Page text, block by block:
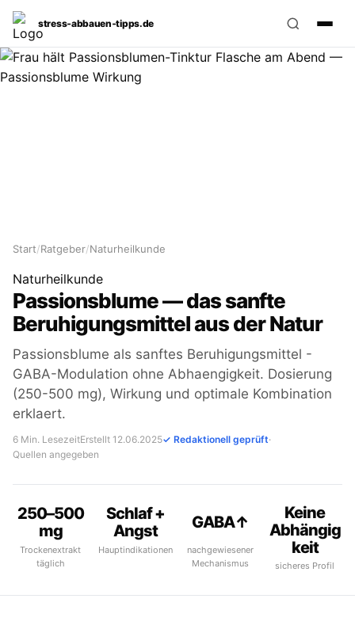
stress‑abbauen‑tipps.de
Start/Ratgeber/Naturheilkunde
Naturheilkunde
Passionsblume — das sanfte
Beruhigungsmittel aus der Natur
Passionsblume als sanftes Beruhigungsmittel -
GABA-Modulation ohne Abhaengigkeit. Dosierung
(250-500 mg), Wirkung und optimale Kombination
erklaert.
6 Min. LesezeitErstellt 12.06.2025✓ Redaktionell geprüft·
Quellen angegeben
250–500
mg
Trockenextrakt
täglich
Schlaf +
Angst
Hauptindikationen
GABA↑
nachgewiesener
Mechanismus
Keine
Abhängig
keit
sicheres Profil